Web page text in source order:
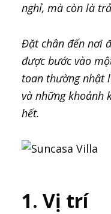
nghỉ, mà còn là
Đặt chân đến nơi
được bước vào
toan thường nhật
và những khoảnh
hết.
1. Vị trí